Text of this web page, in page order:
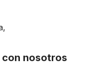
nosotros